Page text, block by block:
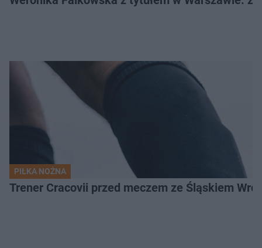
PIŁKA NOŻNA
Trener Cracovii przed meczem ze Śląskiem